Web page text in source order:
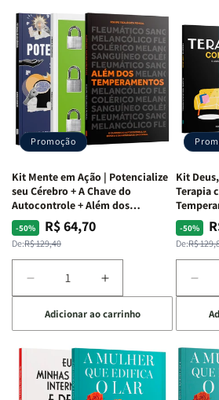
Raizes
da
Alma
|
O
Vício
Agradar
a
Todos
+
Raiz
da
Rejeição
Insatisfação.
Raizes
da
Alma
|
O
Vício
de
Agradar
Todos
+
Raiz
O
Insatisfação.
de
Livro
+
Promoção
Kit Mente em Ação | Potencialize
seu Cérebro + A Chave do
Autocontrole + Além dos
Temperamentos
-50%
Preço
normal
De:R$ 129,40
Preço
promocional
R$ 64,70
Diminuir
a
quantidade
de
Mente
em
Aumentar
a
quantidade
de
Kit
Mente
em
Adicionar ao carrinho
Kit
Terapia
Feridas e
-50%
Preço
De:R$
Preço
a
de
Kit